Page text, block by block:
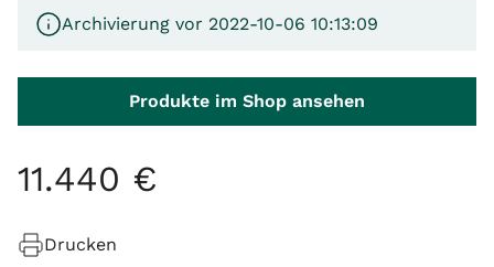
Archivierung vor 2022-10-06 10:13:09
Produkte im Shop ansehen
11.440 €
Drucken